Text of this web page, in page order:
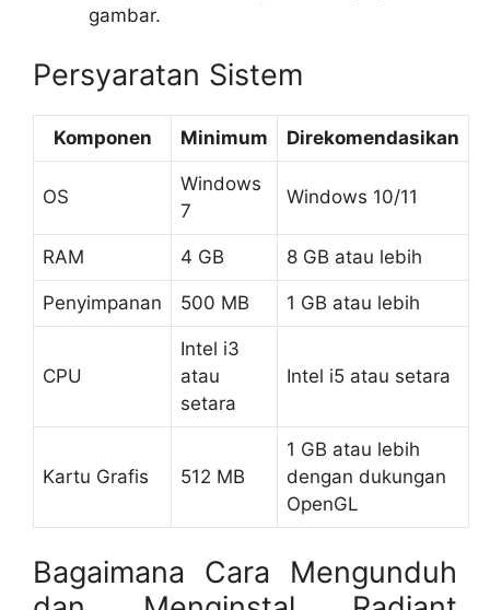
gambar.
Persyaratan Sistem
Komponen Minimum Direkomendasikan
OS
Windows
7
Windows 10/11
RAM 4 GB 8 GB atau lebih
Penyimpanan 500 MB 1 GB atau lebih
CPU
Intel i3
atau
setara
Intel i5 atau setara
Kartu Grafis 512 MB
1 GB atau lebih
dengan dukungan
OpenGL
Bagaimana Cara Mengunduh